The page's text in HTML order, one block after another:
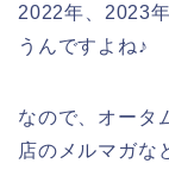
2022年、2023
うんですよね♪
なので、オータ
店のメルマガな